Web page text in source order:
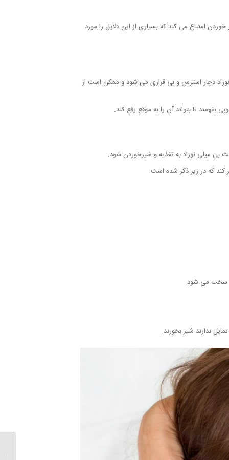
امتناع می کند که بسیاری از این دلایل را مورد
دچار استرس و بی قراری می شود و ممکن است از
تا بتواند آن را به موقع رفع کند.
بی میلی نوزاد به تغذیه و شیرخوردن شود.
که در زیر ذکر شده است.
سخت می شود.
ندارند شیر بخورند.